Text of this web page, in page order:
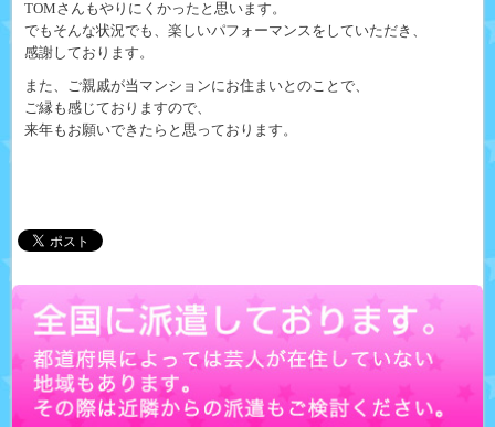
TOMさんもやりにくかったと思います。
でもそんな状況でも、楽しいパフォーマンスをしていただき、
感謝しております。
また、ご親戚が当マンションにお住まいとのことで、
ご縁も感じておりますので、
来年もお願いできたらと思っております。